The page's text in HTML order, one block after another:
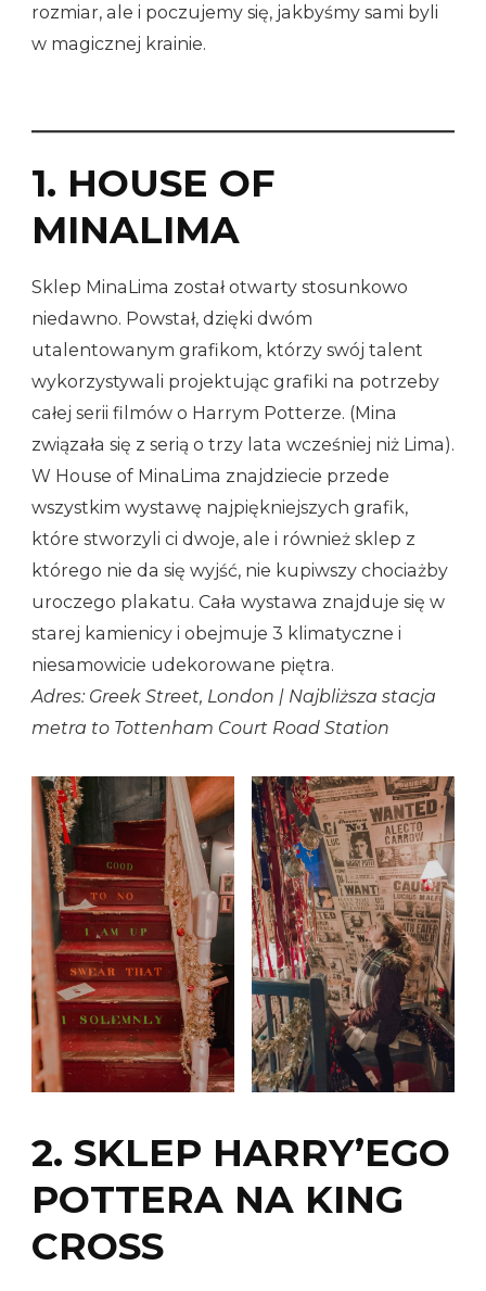
rozmiar, ale i poczujemy się, jakbyśmy sami byli
w magicznej krainie.
1. HOUSE OF
MINALIMA
Sklep MinaLima został otwarty stosunkowo
niedawno. Powstał, dzięki dwóm
utalentowanym grafikom, którzy swój talent
wykorzystywali projektując grafiki na potrzeby
całej serii filmów o Harrym Potterze. (Mina
związała się z serią o trzy lata wcześniej niż Lima).
W House of MinaLima znajdziecie przede
wszystkim wystawę najpiękniejszych grafik,
które stworzyli ci dwoje, ale i również sklep z
którego nie da się wyjść, nie kupiwszy chociażby
uroczego plakatu. Cała wystawa znajduje się w
starej kamienicy i obejmuje 3 klimatyczne i
niesamowicie udekorowane piętra.
Adres: Greek Street, London | Najbliższa stacja
metra to Tottenham Court Road Station
2. SKLEP HARRY’EGO
POTTERA NA KING
CROSS